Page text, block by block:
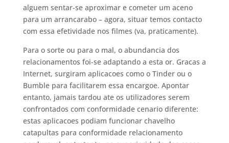
alguem sentar-se aproximar e cometer um aceno
para um arrancarabo – agora, situar temos contacto
com essa efetividade nos filmes (va, praticamente).
Para o sorte ou para o mal, o abundancia dos
relacionamentos foi-se adaptando a esta or. Gracas a
Internet, surgiram aplicacoes como o Tinder ou o
Bumble para facilitarem essa encargoe. Apontar
entanto, jamais tardou ate os utilizadores serem
confrontados com conformidade cenario diferente:
estas aplicacoes podiam funcionar chavelho
catapultas para conformidade relacionamento